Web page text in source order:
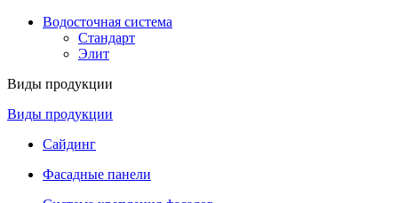
Водосточная система
Стандарт
Элит
Виды продукции
Виды продукции
Сайдинг
Фасадные панели